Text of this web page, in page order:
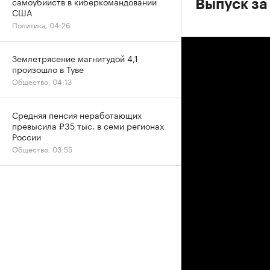
Выпуск
США
Политика, 04:26
Землетрясение магнитудой 4,1
произошло в Туве
Общество, 04:13
Средняя пенсия неработающих
превысила ₽35 тыс. в семи регионах
России
Общество, 03:55